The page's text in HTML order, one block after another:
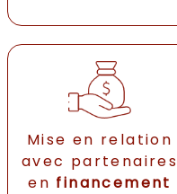
Mise en relation
avec partenaires
en financement